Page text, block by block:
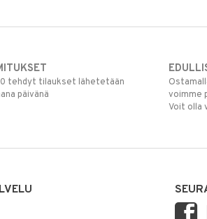
tehdyt tilaukset lähetetään
päivänä
voimme
Voit olla